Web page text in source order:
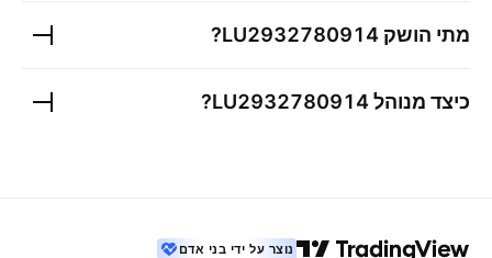
מתי הושק LU2932780914
?
כיצד מנוהלLU2932780914
?
נוצר על ידי בני אדם